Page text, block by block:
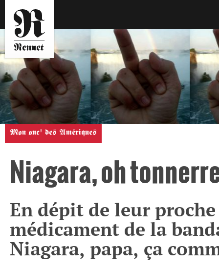
Mon onc' des Amériques
Niagara, oh
En dépit de leur
médicament de la
Niagara, papa, ça